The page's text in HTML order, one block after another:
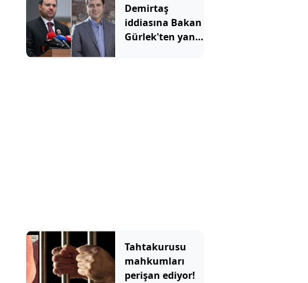
Demirtaş
iddiasına Bakan
Gürlek'ten yanıt
Tahtakurusu
mahkumları
perişan ediyor!